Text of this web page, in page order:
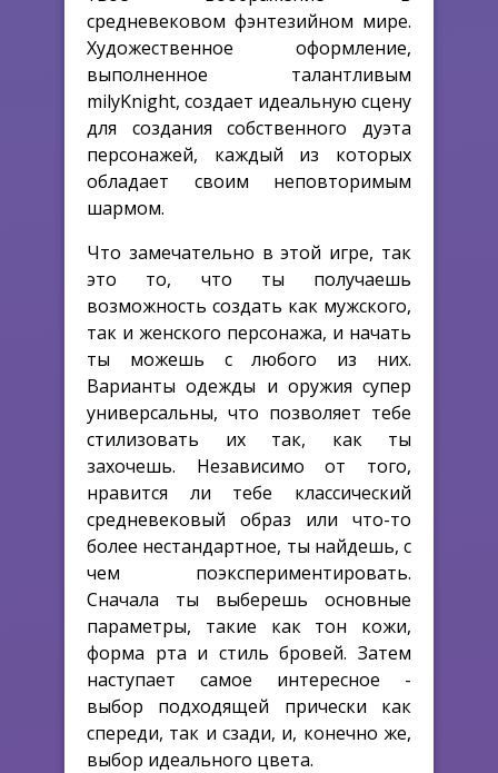
средневековом фэнтезийном мире.
Художественное оформление,
выполненное талантливым
milyKnight, создает идеальную сцену
для создания собственного дуэта
персонажей, каждый из которых
обладает своим неповторимым
шармом.
Что замечательно в этой игре, так
это то, что ты получаешь
возможность создать как мужского,
так и женского персонажа, и начать
ты можешь с любого из них.
Варианты одежды и оружия супер
универсальны, что позволяет тебе
стилизовать их так, как ты
захочешь. Независимо от того,
нравится ли тебе классический
средневековый образ или что-то
более нестандартное, ты найдешь, с
чем поэкспериментировать.
Сначала ты выберешь основные
параметры, такие как тон кожи,
форма рта и стиль бровей. Затем
наступает самое интересное -
выбор подходящей прически как
спереди, так и сзади, и, конечно же,
выбор идеального цвета.